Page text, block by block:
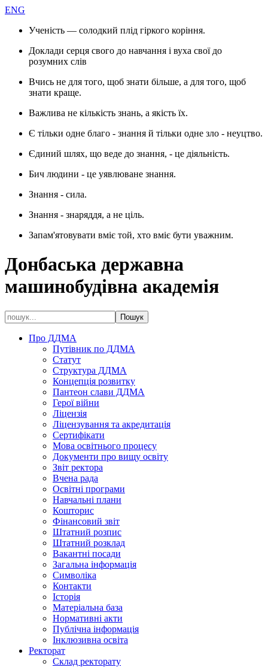
ENG
Ученість — солодкий плід гіркого коріння.
Доклади серця свого до навчання і вуха свої до
розумних слів
Вчись не для того, щоб знати більше, а для того, щоб
знати краще.
Важлива не кількість знань, а якість їх.
Є тільки одне благо - знання й тільки одне зло - неуцтво.
Єдиний шлях, що веде до знання, - це діяльність.
Бич людини - це уявлюване знання.
Знання - сила.
Знання - знаряддя, а не ціль.
Запам'ятовувати вміє той, хто вміє бути уважним.
Донбаська державна
машинобудівна академія
Про ДДМА
Путівник по ДДМА
Статут
Структура ДДМА
Концепція розвитку
Пантеон слави ДДМА
Герої війни
Ліцензія
Ліцензування та акредитація
Сертифікати
Мова освітнього процесу
Документи про вищу освіту
Звіт ректора
Вчена рада
Освітні програми
Навчальні плани
Кошторис
Фінансовий звіт
Штатний розпис
Штатний розклад
Вакантні посади
Загальна інформація
Символіка
Контакти
Історія
Матеріальна база
Нормативні акти
Публічна інформація
Інклюзивна освіта
Ректорат
Склад ректорату